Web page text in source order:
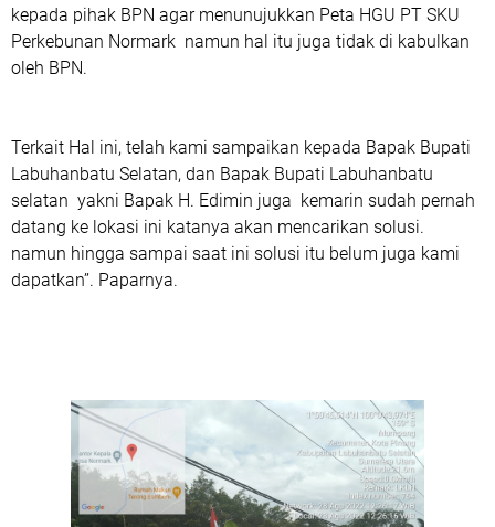
kepada pihak BPN agar menunujukkan Peta HGU PT SKU
Perkebunan Normark namun hal itu juga tidak di kabulkan
oleh BPN.
Terkait Hal ini, telah kami sampaikan kepada Bapak Bupati
Labuhanbatu Selatan, dan Bapak Bupati Labuhanbatu
selatan yakni Bapak H. Edimin juga kemarin sudah pernah
datang ke lokasi ini katanya akan mencarikan solusi.
namun hingga sampai saat ini solusi itu belum juga kami
dapatkan’’. Paparnya.